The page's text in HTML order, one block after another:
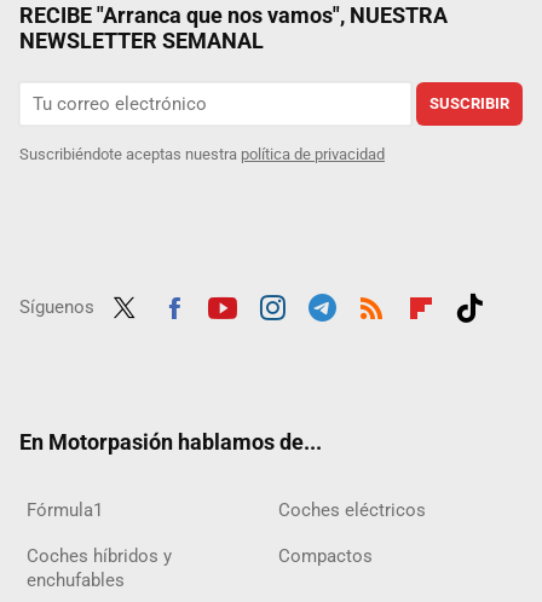
RECIBE "Arranca que nos vamos", NUESTRA
NEWSLETTER SEMANAL
SUSCRIBIR
Suscribiéndote aceptas nuestra política de privacidad
Síguenos
En Motorpasión hablamos de...
Fórmula1 Coches eléctricos
Coches híbridos y
enchufables
Compactos